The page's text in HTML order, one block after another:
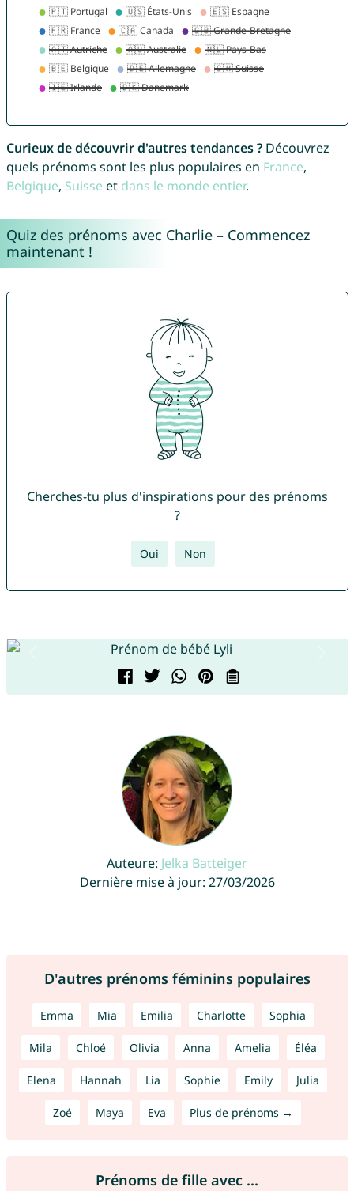
Curieux de découvrir d'autres tendances ?Découvrez
quels prénoms sont les plus populaires en France,
Belgique, Suisse et dans le monde entier.
Quiz des prénoms avec Charlie – Commencez
maintenant !
Cherches-tu plus d'inspirations pour des prénoms
?
Oui Non
Auteure: Jelka Batteiger
Dernière mise à jour: 27/03/2026
D'autres prénoms féminins populaires
Emma Mia Emilia Charlotte Sophia
Mila Chloé Olivia Anna Amelia Éléa
Elena Hannah Lia Sophie Emily Julia
Zoé Maya Eva Plus de prénoms →
Prénoms de fille avec ...